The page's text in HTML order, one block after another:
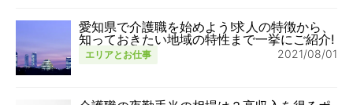
愛知県で介護職を始めよう!求人の特徴から、
知っておきたい地域の特性まで一挙にご紹介!
エリアとお仕事 2021/08/01